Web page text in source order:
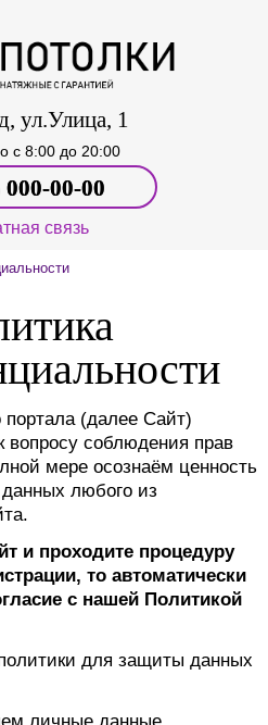
ул.Улица, 1
c 8:00 до 20:00
000‑00-00
связь
(далее Сайт)
вопросу соблюдения прав
мере осознаём ценность
любого из
и проходите процедуру
то автоматически
с нашей Политикой
для защиты данных